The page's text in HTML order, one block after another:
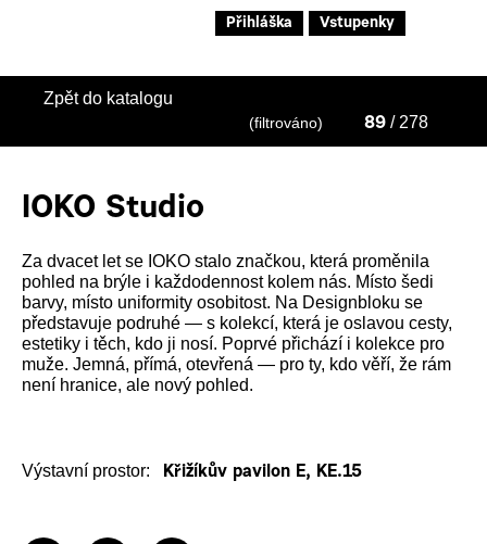
Přihláška Vstupenky
Zpět do katalogu
(filtrováno) 89 / 278
IOKO Studio
Za dvacet let se IOKO stalo značkou, která proměnila
pohled na brýle i každodennost kolem nás. Místo šedi
barvy, místo uniformity osobitost. Na Designbloku se
představuje podruhé — s kolekcí, která je oslavou cesty,
estetiky i těch, kdo ji nosí. Poprvé přichází i kolekce pro
muže. Jemná, přímá, otevřená — pro ty, kdo věří, že rám
není hranice, ale nový pohled.
Výstavní prostor: Křižíkův pavilon E, KE.15